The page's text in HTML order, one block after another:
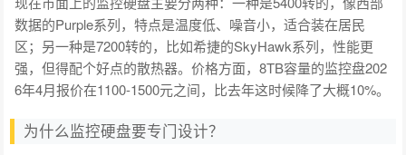
数据的Purple系列，特点是温度低、噪音小，适合装在居民
区；另一种是7200转的，比如希捷的SkyHawk系列，性能更
强，但得配个好点的散热器。价格方面，8TB容量的监控盘202
6年4月报价在1100-1500元之间，比去年这时候降了大概10%。
为什么监控硬盘要专门设计？